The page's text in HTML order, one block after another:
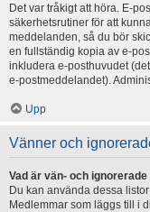
Det var tråkigt att höra. E-
säkerhetsrutiner för att
meddelanden, så du bör
en fullständig kopia av e-
inkludera e-posthuvudet
e-postmeddelandet).
Upp
Vänner och
Vad är vän- och
Du kan använda dessa
Medlemmar som läggs till i